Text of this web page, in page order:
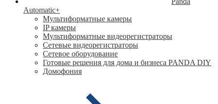
Automatic+
Мультиформатные камеры
IP камеры
Мультиформатные видеорегистраторы
Сетевые видеорегистраторы
Сетевое оборудование
Готовые решения для дома и бизнеса PANDA DIY
Домофония